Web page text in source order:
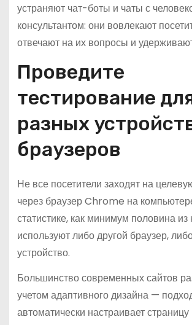
устраняют чат-боты и чаты с
консультантом: они вовлекают
отвечают на их вопросы и
Проведите
тестирование
разных
браузеров
Не все посетители заходят на
через браузер Chrome на
статистике, как минимум половина из
используют либо другой браузер,
устройство.
Большинство современных сайтов
учетом адаптивного дизайна —
автоматически настраивает страницу